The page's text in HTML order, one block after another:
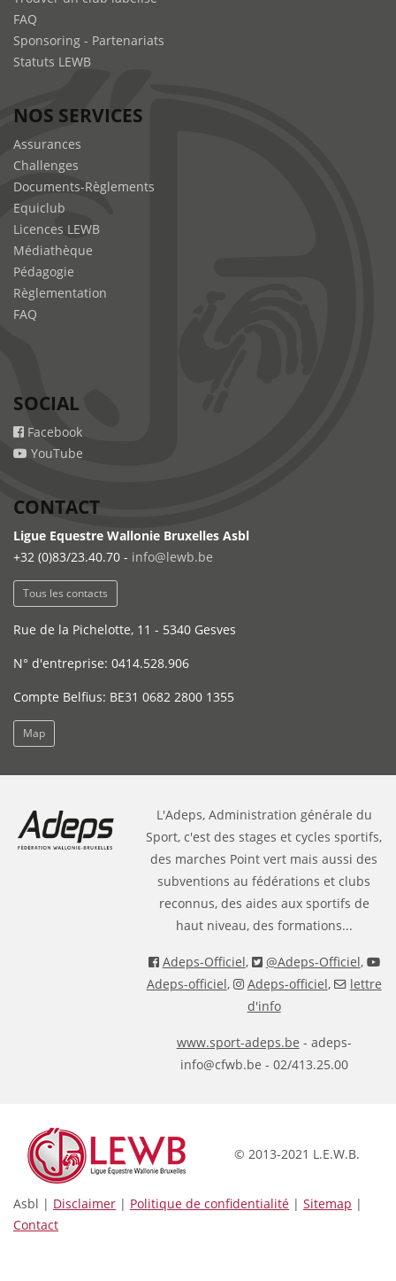
FAQ
Sponsoring - Partenariats
Statuts LEWB
NOS SERVICES
Assurances
Challenges
Documents-Règlements
Equiclub
Licences LEWB
Médiathèque
Pédagogie
Règlementation
FAQ
SOCIAL
Facebook
YouTube
CONTACT
Ligue Equestre Wallonie Bruxelles Asbl
+32 (0)83/23.40.70 - info@lewb.be
Tous les contacts
Rue de la Pichelotte, 11 - 5340 Gesves
N° d'entreprise: 0414.528.906
Compte Belfius: BE31 0682 2800 1355
Map
L'Adeps, Administration générale du
Sport, c'est des stages et cycles sportifs,
des marches Point vert mais aussi des
subventions au fédérations et clubs
reconnus, des aides aux sportifs de
haut niveau, des formations...
Adeps-Officiel, @Adeps-Officiel,
Adeps-officiel, Adeps-officiel,
lettre
d'info
www.sport-adeps.be - adeps-
info@cfwb.be - 02/413.25.00
© 2013-2021 L.E.W.B.
Asbl | Disclaimer | Politique de confidentialité | Sitemap |
Contact